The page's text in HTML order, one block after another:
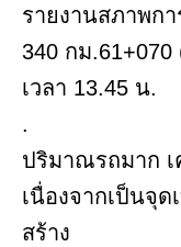
รายงานสภาพก
340 กม
เวลา 13.45 น.
.
ปริมาณรถมาก
เนื่องจากเป็นจุด
สร้าง